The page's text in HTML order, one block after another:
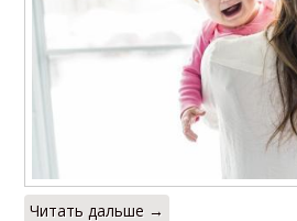
Читать дальше →